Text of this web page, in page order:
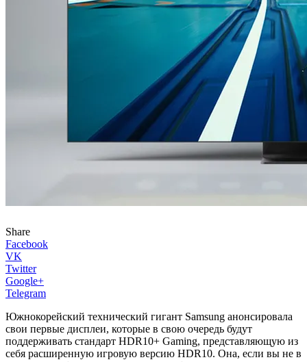
Share
Facebook
VK
Twitter
Google+
Telegram
Южнокорейский технический гигант Samsung анонсировала
свои первые дисплеи, которые в свою очередь будут
поддерживать стандарт HDR10+ Gaming, представляющую из
себя расширенную игровую версию HDR10. Она, если вы не в